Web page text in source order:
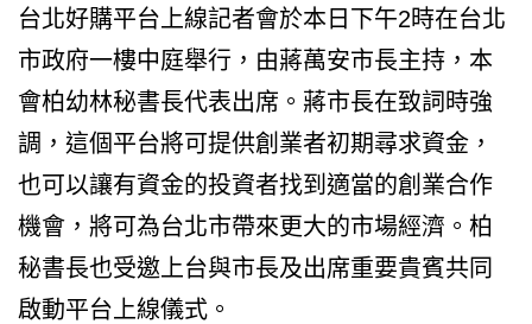
台北好購平台上線記者會於本日下午2時在台北
市政府一樓中庭舉行，由蔣萬安市長主持，本
會柏幼林秘書長代表出席。蔣市長在致詞時強
調，這個平台將可提供創業者初期尋求資金，
也可以讓有資金的投資者找到適當的創業合作
機會，將可為台北市帶來更大的市場經濟。柏
秘書長也受邀上台與市長及出席重要貴賓共同
啟動平台上線儀式。